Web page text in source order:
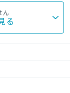
ん
る